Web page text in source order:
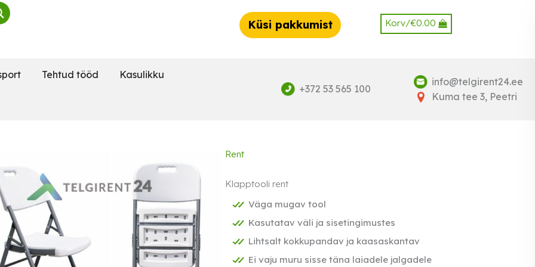
Korv/€0.00
Küsi pakkumist
Tehtud tööd Kasulikku
+372 53 565 100
info@telgirent24.ee
Kuma tee 3, Peetri
Rent
Klapptooli rent
Väga mugav tool
Kasutatav väli ja sisetingimustes
Lihtsalt kokkupandav ja kaasaskantav
Ei vaju muru sisse täna laiadele jalgadele